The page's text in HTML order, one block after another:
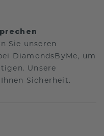
Sie unseren
DiamondsByMe, um
Unsere
Sicherheit.